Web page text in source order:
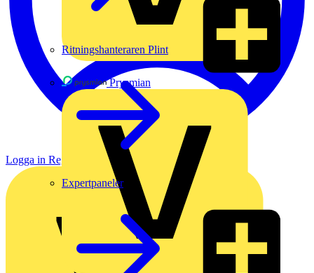
Prysmian
Ritningshanteraren Plint
Expertpaneler
Logga in Registrera dig